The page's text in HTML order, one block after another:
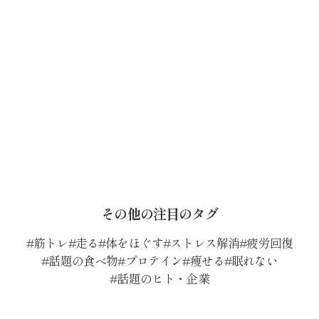
その他の注目のタグ
筋トレ 走る 体をほぐす ストレス解消 疲労回復
話題の食べ物 プロテイン 痩せる 眠れない
話題のヒト・企業